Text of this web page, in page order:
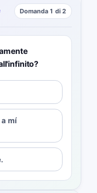
Domanda 1 di 2
mí